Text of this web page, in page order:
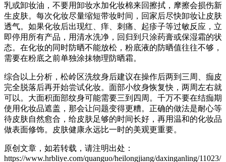
乳或卸妆油，不要用卸妆水加化妆棉来回擦拭，摩擦会损伤新
生皮肤。每次化妆尽量缩短带妆时间，回家后尽快卸妆让皮肤
透气。如果化妆后出现红、痒、刺痛、起疹子等过敏反应，立
即停用所有产品，用清水洗净，回归到只涂药膏或保湿霜的状
态。在化妆的同时防晒不能放松，粉底液的防晒值往往不够，
需要在粉底之前单独涂抹物理防晒霜。
综合以上分析，松岭区洗纹身后建议在操作后两到三周、痂皮
完全脱落后再开始尝试化妆。面部小纹身恢复快，两周左右就
可以。大面积面部纹身可能需要三到四周。千万不要在结痂期
使用化妆品遮盖，那会让问题变得更糟。正确的做法是耐心等
待皮肤自然愈合，给皮肤足够的时间长好，再用温和的化妆品
做表面修饰。皮肤健康永远比一时的美观更重要。
原创文章，如若转载，请注明出处：
https://www.hrbliye.com/quanguo/heilongjiang/daxinganling/11023/